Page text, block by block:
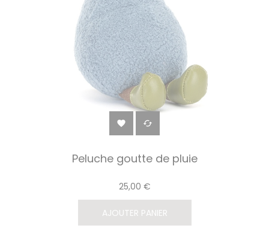
 
Peluche goutte de pluie
25,00 €
AJOUTER PANIER